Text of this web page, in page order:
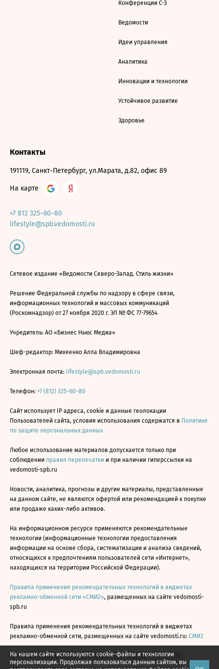
На нашем сайте используются cookie-файлы и технологии
персонализации. Продолжая пользоваться данным сайтом, вы
Конференции С-З
Ведомости
Идеи управления
Аналитика
Инновации и технологии
Устойчивое развитие
Здоровье
Контакты
191119, Санкт-Петербург, ул.Марата, д.82, офис 89
На карте
+7 812 325–60–80
lifestyle@spb.vedomosti.ru
Сетевое издание «Ведомости Северо-Запад. Стиль жизни»
Решение Федеральной службы по надзору в сфере связи,
информационных технологий и массовых коммуникаций
(Роскомнадзор) от 27 ноября 2020 г. ЭЛ № ФС 77-79654
Учредитель: АО «Бизнес Ньюс Медиа»
Шеф-редактор: Михеенко Алла Владимировна
Электронная почта: lifestyle@spb.vedomosti.ru
Телефон: +7 (812) 325–60–80
Сайт использует IP адреса, cookie и данные геолокации
Пользователей сайта, условия использования содержатся в Политике
по защите персональных данных
Любое использование материалов допускается только при
соблюдении правил перепечатки и при наличии гиперссылки на
vedomosti-spb.ru
Новости, аналитика, прогнозы и другие материалы, представленные
на данном сайте, не являются офертой или рекомендацией к покупке
или продаже каких-либо активов.
На информационном ресурсе применяются рекомендательные
технологии (информационные технологии предоставления
информации на основе сбора, систематизации и анализа сведений,
относящихся к предпочтениям пользователей сети «Интернет»,
находящихся на территории Российской Федерации).
Правила применения рекомендательных технологий в виджетах
рекламно-обменной сети «СМИ2», размещенных на сайте vedomosti-
spb.ru
Правила применения рекомендательных технологий в виджетах
рекламно-обменной сети, размещенных на сайте vedomosti.ru: СМИ2
Все права защищены © АО «Бизнес Ньюс Медиа», 2024 - 2026